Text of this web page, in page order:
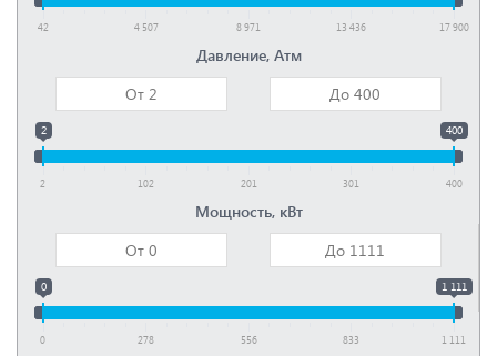
42 4 507 8 971 13 436 17 900
Давление, Атм
2 400
2 102 201 301 400
Мощность, кВт
0 1 111
0 278 556 833 1 111